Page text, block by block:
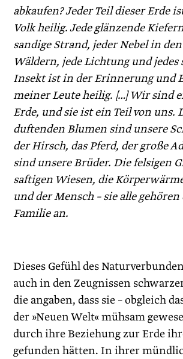
abkaufen? Jeder Teil dieser Erde
Volk heilig. Jede glänzende
sandige Strand, jeder Nebel in
Wäldern, jede Lichtung und jedes
Insekt ist in der Erinnerung und
meiner Leute heilig. […] Wir sind
Erde, und sie ist ein Teil von uns.
duftenden Blumen sind unsere
der Hirsch, das Pferd, der große
sind unsere Brüder. Die felsigen
saftigen Wiesen, die
und der Mensch – sie alle
Familie an.
Dieses Gefühl des
auch in den Zeugnissen
die angaben, dass sie – obgleich
der »Neuen Welt« mühsam
durch ihre Beziehung zur Erde
gefunden hätten. In ihrer